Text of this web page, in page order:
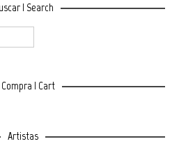
| Search
Compra | Cart
Artistas